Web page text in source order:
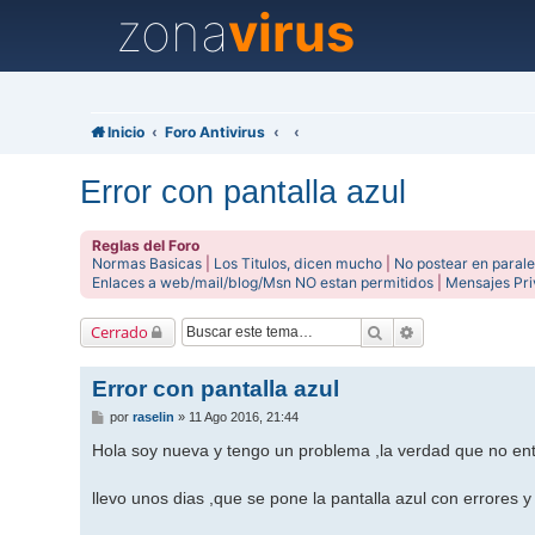
zonavirus
Inicio Foro Antivirus
Error con pantalla azul
Reglas del Foro
Normas Basicas
Los Titulos, dicen mucho
No postear en
Enlaces a web/mail/blog/Msn NO estan permitidos
Mensajes
Cerrado Buscar
Error con pantalla azul
M
n
j
e
porraselin » 11 Ago 2016, 21:44
Hola soy nueva y tengo un problema ,la verdad que no
llevo unos dias ,que se pone la pantalla azul con errores